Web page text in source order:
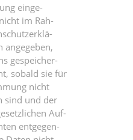
ein­ge­
im Rah­
ange­ge­ben,
gespei­cher­
sobald sie für
nicht
sind und der
Auf­
ent­ge­gen­